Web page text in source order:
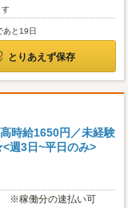
す
あと19日
とりあえず保存
時給1650円／未経験
週3日~平日のみ>
※稼働分の速払い可